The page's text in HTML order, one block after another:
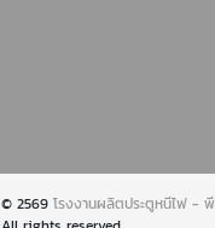
© 2569โรงงานผลิตประตูหนีไฟ - พี